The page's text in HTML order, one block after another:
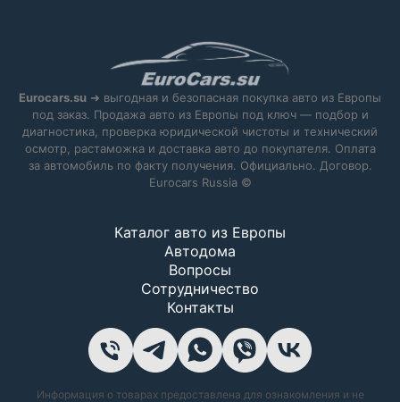
Eurocars.su ➜ выгодная и безопасная покупка авто из Европы
под заказ. Продажа авто из Европы под ключ — подбор и
диагностика, проверка юридической чистоты и технический
осмотр, растаможка и доставка авто до покупателя. Оплата
за автомобиль по факту получения. Официально. Договор.
Eurocars Russia ©
Каталог авто из Европы
Автодома
Вопросы
Сотрудничество
Контакты
Информация о товарах предоставлена для ознакомления и не